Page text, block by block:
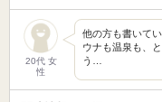
20代 女
性
他の方も書いて
ウナも温泉も、
う…